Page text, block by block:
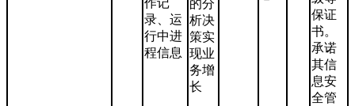
作记
录、运
行中进
程信息
的分
析决
策实
现业
务增
长
保证
书。
承诺
其信
息安
全管